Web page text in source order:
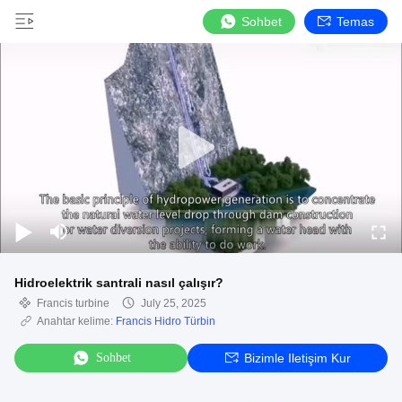
Sohbet Temas
Hidroelektrik santrali nasıl çalışır?
Francis turbine
July 25, 2025
Anahtar kelime: Francis Hidro Türbin
Sohbet Bizimle Iletişim Kur